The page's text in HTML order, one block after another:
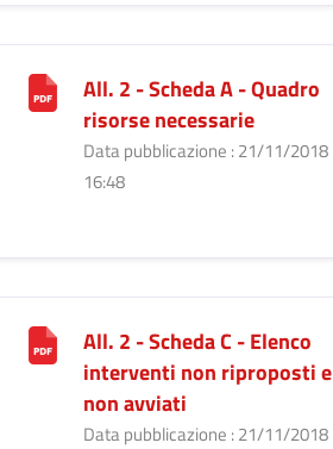
All. 2 - Scheda A - Quadro
risorse necessarie
Data pubblicazione : 21/11/2018
16:48
All. 2 - Scheda C - Elenco
interventi non riproposti e
non avviati
Data pubblicazione : 21/11/2018